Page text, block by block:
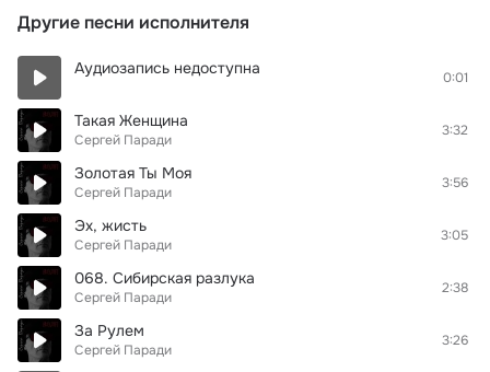
Другие песни исполнителя
Аудиозапись недоступна 0:01
Такая Женщина
Сергей Паради
3:32
Золотая Ты Моя
Сергей Паради
3:56
Эх, жисть
Сергей Паради
3:05
068. Сибирская разлука
Сергей Паради
2:38
За Рулем
Сергей Паради
3:26